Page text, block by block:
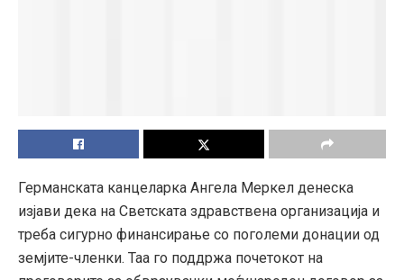
Германската канцеларка Ангела Меркел денеска
изјави дека на Светската здравствена организација и
треба сигурно финансирање со поголеми донации од
земјите-членки. Таа го поддржа почетокот на